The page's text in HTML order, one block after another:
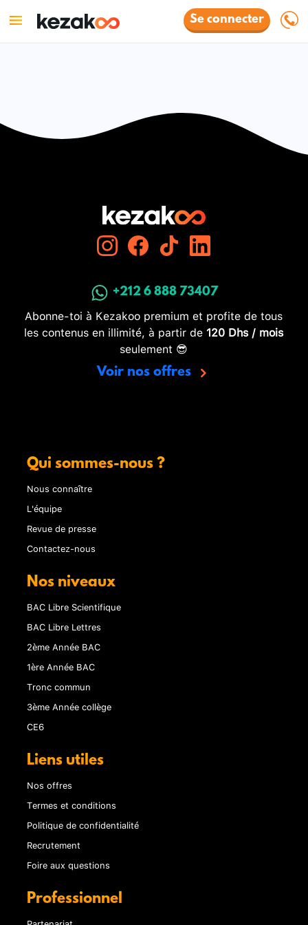
Se connecter
+212 6 888 73407
Abonne-toi à Kezakoo premium et profite de tous
les contenus en illimité, à partir de 120 Dhs / mois
seulement 😎
Voir nos offres
Qui sommes-nous ?
Nous connaître
L'équipe
Revue de presse
Contactez-nous
Nos niveaux
BAC Libre Scientifique
BAC Libre Lettres
2ème Année BAC
1ère Année BAC
Tronc commun
3ème Année collège
CE6
Liens utiles
Nos offres
Termes et conditions
Politique de confidentialité
Recrutement
Foire aux questions
Professionnel